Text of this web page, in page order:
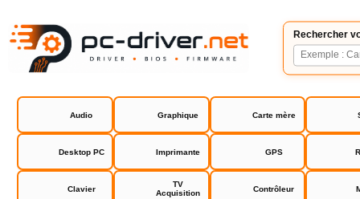
Rechercher
Audio Graphique Carte mère
Desktop PC Imprimante GPS
Clavier
TV
Acquisition
Contrôleur